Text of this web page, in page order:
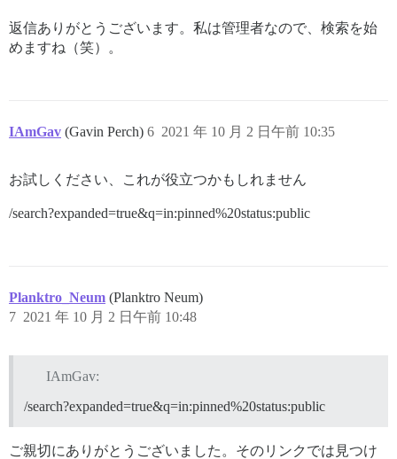
返信ありがとうございます。私は管理者なので、検索を始
めますね（笑）。
IAmGav (Gavin Perch) 2021 年 10 月 2 日午前 10:35
6
お試しください、これが役立つかもしれません
/search?expanded=true&q=in:pinned%20status:public
Planktro_Neum (Planktro Neum)
2021 年 10 月 2 日午前 10:48
7
IAmGav:
/search?expanded=true&q=in:pinned%20status:public
ご親切にありがとうございました。そのリンクでは見つけ